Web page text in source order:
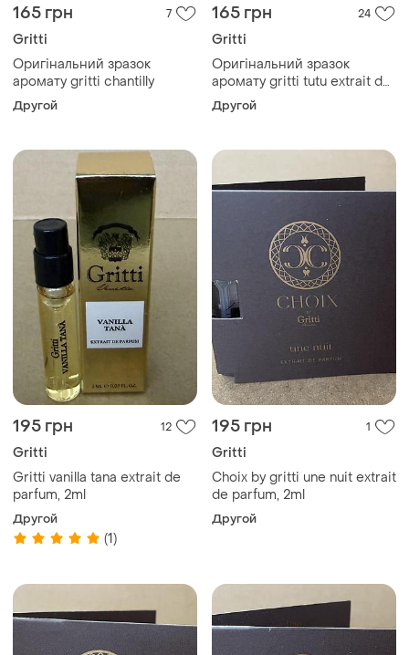
165 грн 7
Gritti
Оригінальний зразок
ароматy gritti chantilly
Другой
165 грн 24
Gritti
Оригінальний зразок
аромату gritti tutu extrait de
parfum
Другой
195 грн 12
Gritti
Gritti vanilla tana extrait de
parfum, 2ml
Другой
(1)
195 грн 1
Gritti
Choix by gritti une nuit extrait
de parfum, 2ml
Другой